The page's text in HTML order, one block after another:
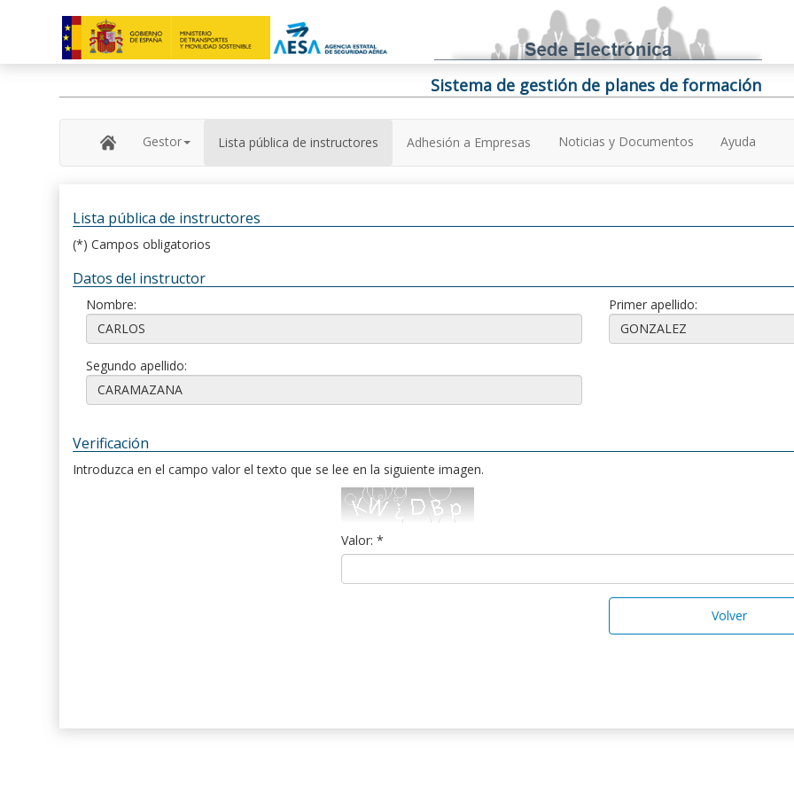
Sistema de gestión de planes de formación
Gestor Lista pública de instructores Adhesión a Empresas Noticias y Documentos Ayuda
Lista pública de instructores
(*) Campos obligatorios
Datos del instructor
Nombre: Primer apellido:
Segundo apellido:
Verificación
Introduzca en el campo valor el texto que se lee en la siguiente imagen.
Valor: *
Volver